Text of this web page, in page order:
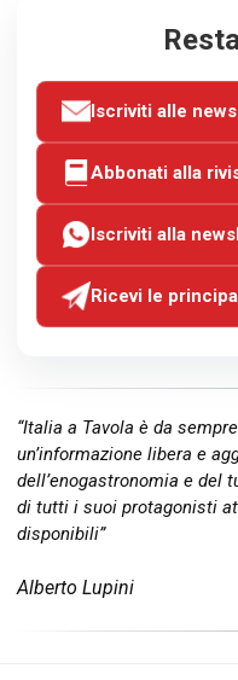
Iscriviti alle
Abbonati alla
Iscriviti alla
Ricevi le
“Italia a Tavola è da
un’informazione libera e
dell’enogastronomia e del
di tutti i suoi protagonisti
disponibili”
Alberto Lupini